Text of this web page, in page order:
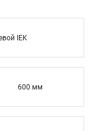
IEK
600 мм